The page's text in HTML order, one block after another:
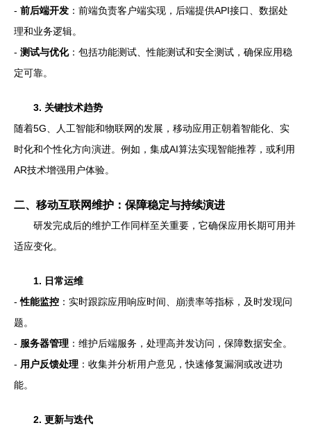
- 前后端开发 ：前端负责客户端实现，后端提供API接口、数据处
理和业务逻辑。
- 测试与优化：包括功能测试、性能测试和安全测试，确保应用稳
定可靠。
3. 关键技术趋势
随着5G、人工智能和物联网的发展，移动应用正朝着智能化、实
时化和个性化方向演进。例如，集成AI算法实现智能推荐，或利用
AR技术增强用户体验。
二、移动互联网维护：保障稳定与持续演进
研发完成后的维护工作同样至关重要，它确保应用长期可用并
适应变化。
1. 日常运维
-性能监控 ：实时跟踪应用响应时间、崩溃率等指标，及时发现问
题。
- 服务器管理 ：维护后端服务，处理高并发访问，保障数据安全。
- 用户反馈处理 ：收集并分析用户意见，快速修复漏洞或改进功
能。
2. 更新与迭代